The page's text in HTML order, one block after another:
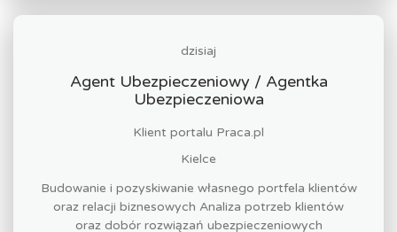
dzisiaj
Agent Ubezpieczeniowy / Agentka
Ubezpieczeniowa
Klient portalu Praca.pl
Kielce
Budowanie i pozyskiwanie własnego portfela klientów
oraz relacji biznesowych Analiza potrzeb klientów
oraz dobór rozwiązań ubezpieczeniowych